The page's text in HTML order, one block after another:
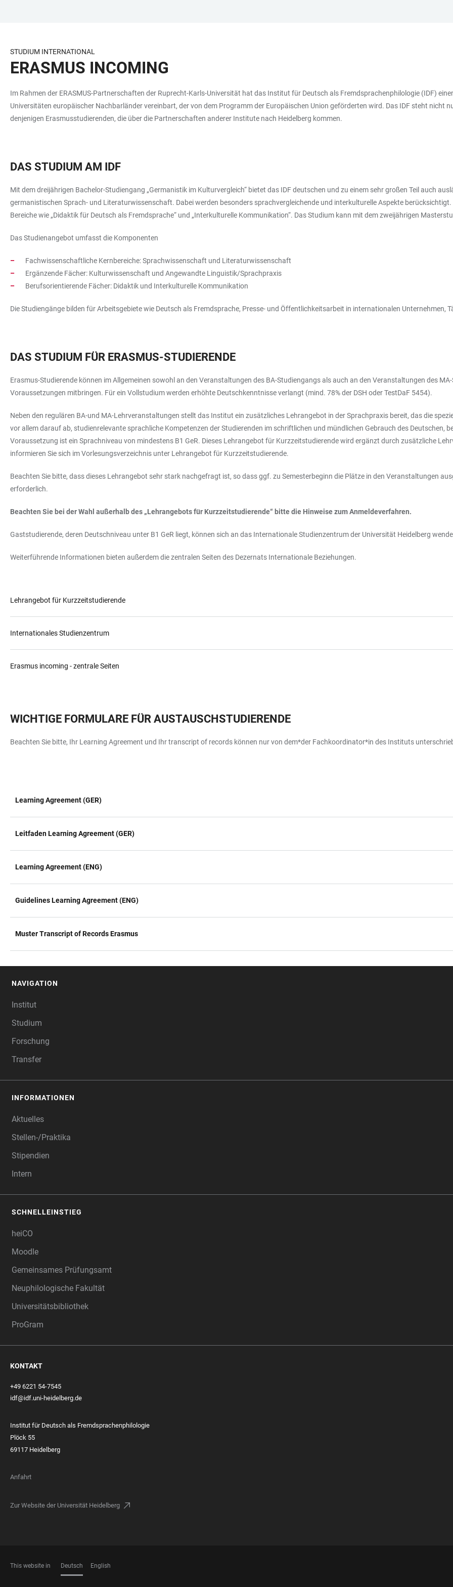
BARRIEREFREIHEIT
STUDIUM INTERNATIONAL
ERASMUS INCOMING
Im Rahmen der ERASMUS-Partnerschaften der Ruprecht-Karls-Universität hat das Institut für Deutsch als Fremdsprachenphilologie (IDF)
Universitäten europäischer Nachbarländer vereinbart, der von dem Programm der Europäischen Union geförderten wird. Das IDF steht nicht
denjenigen Erasmusstudierenden, die über die Partnerschaften anderer Institute nach Heidelberg kommen.
DAS STUDIUM AM IDF
Mit dem dreijährigen Bachelor-Studiengang „Germanistik im Kulturvergleich“ bietet das IDF deutschen und zu einem sehr großen Teil auch
germanistischen Sprach- und Literaturwissenschaft. Dabei werden besonders sprachvergleichende und interkulturelle Aspekte
Bereiche wie „Didaktik für Deutsch als Fremdsprache“ und „Interkulturelle Kommunikation“. Das Studium kann mit dem zweijährigen
Das Studienangebot umfasst die Komponenten
Fachwissenschaftliche Kernbereiche: Sprachwissenschaft und Literaturwissenschaft
Ergänzende Fächer: Kulturwissenschaft und Angewandte Linguistik/Sprachpraxis
Berufsorientierende Fächer: Didaktik und Interkulturelle Kommunikation
Die Studiengänge bilden für Arbeitsgebiete wie Deutsch als Fremdsprache, Presse- und Öffentlichkeitsarbeit in internationalen Unternehmen,
DAS STUDIUM FÜR ERASMUS-STUDIERENDE
Erasmus-Studierende können im Allgemeinen sowohl an den Veranstaltungen des BA-Studiengangs als auch an den Veranstaltungen des
Voraussetzungen mitbringen. Für ein Vollstudium werden erhöhte Deutschkenntnisse verlangt (mind. 78% der DSH oder TestDaF 5454).
Neben den regulären BA-und MA-Lehrveranstaltungen stellt das Institut ein zusätzliches Lehrangebot in der Sprachpraxis bereit, das die
vor allem darauf ab, studienrelevante sprachliche Kompetenzen der Studierenden im schriftlichen und mündlichen Gebrauch des Deutschen,
Voraussetzung ist ein Sprachniveau von mindestens B1 GeR. Dieses Lehrangebot für Kurzzeitstudierende wird ergänzt durch zusätzliche
informieren Sie sich im Vorlesungsverzeichnis unter Lehrangebot für Kurzzeitstudierende.
Beachten Sie bitte, dass dieses Lehrangebot sehr stark nachgefragt ist, so dass ggf. zu Semesterbeginn die Plätze in den Veranstaltungen
erforderlich.
Beachten Sie bei der Wahl außerhalb des „Lehrangebots für Kurzzeitstudierende“ bitte die Hinweise zum Anmeldeverfahren.
Gaststudierende, deren Deutschniveau unter B1 GeR liegt, können sich an das Internationale Studienzentrum der Universität Heidelberg
Weiterführende Informationen bieten außerdem die zentralen Seiten des Dezernats Internationale Beziehungen.
Lehrangebot für Kurzzeitstudierende
Internationales Studienzentrum
Erasmus incoming - zentrale Seiten
WICHTIGE FORMULARE FÜR AUSTAUSCHSTUDIERENDE
Beachten Sie bitte, Ihr Learning Agreement und Ihr transcript of records können nur von dem*der Fachkoordinator*in des Instituts
Learning Agreement (GER)
Leitfaden Learning Agreement (GER)
Learning Agreement (ENG)
Guidelines Learning Agreement (ENG)
Muster Transcript of Records Erasmus
NAVIGATION
Institut
Studium
Forschung
Transfer
INFORMATIONEN
Aktuelles
Stellen-/Praktika
Stipendien
Intern
SCHNELLEINSTIEG
heiCO
Moodle
Gemeinsames Prüfungsamt
Neuphilologische Fakultät
Universitätsbibliothek
ProGram
KONTAKT
+49 6221 54-7545
idf@idf.uni-heidelberg.de
Institut für Deutsch als Fremdsprachenphilologie
Plöck 55
69117 Heidelberg
Anfahrt
Zur Website der Universität Heidelberg
This website in Deutsch English